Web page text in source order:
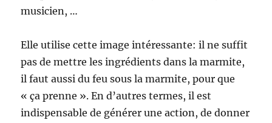
musicien, …
Elle utilise cette image intéressante: il ne suffit
pas de mettre les ingrédients dans la marmite,
il faut aussi du feu sous la marmite, pour que
« ça prenne ». En d’autres termes, il est
indispensable de générer une action, de donner